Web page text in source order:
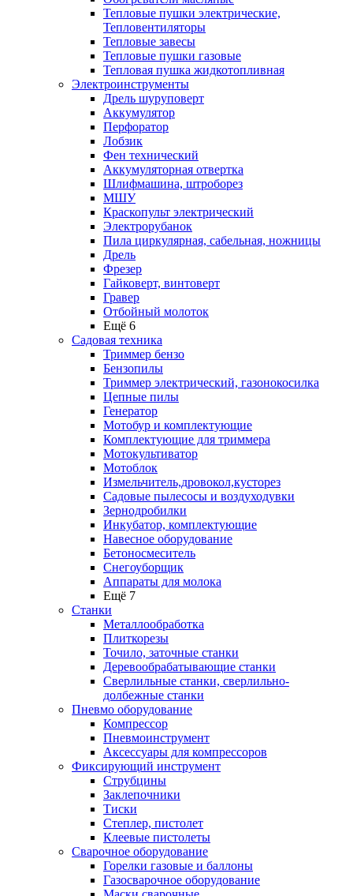
Тепловые пушки электрические,
Тепловентиляторы
Тепловые завесы
Тепловые пушки газовые
Тепловая пушка жидкотопливная
Электроинструменты
Дрель шуруповерт
Аккумулятор
Перфоратор
Лобзик
Фен технический
Аккумуляторная отвертка
Шлифмашина, штроборез
МШУ
Краскопульт электрический
Электрорубанок
Пила циркулярная, сабельная, ножницы
Дрель
Фрезер
Гайковерт, винтоверт
Гравер
Отбойный молоток
Ещё 6
Садовая техника
Триммер бензо
Бензопилы
Триммер электрический, газонокосилка
Цепные пилы
Генератор
Мотобур и комплектующие
Комплектующие для триммера
Мотокультиватор
Мотоблок
Измельчитель,дровокол,кусторез
Садовые пылесосы и воздуходувки
Зернодробилки
Инкубатор, комплектующие
Навесное оборудование
Бетоносмеситель
Снегоуборщик
Аппараты для молока
Ещё 7
Станки
Металлообработка
Плиткорезы
Точило, заточные станки
Деревообрабатывающие станки
Сверлильные станки, сверлильно-
долбежные станки
Пневмо оборудование
Компрессор
Пневмоинструмент
Аксессуары для компрессоров
Фиксирующий инструмент
Струбцины
Заклепочники
Тиски
Степлер, пистолет
Клеевые пистолеты
Сварочное оборудование
Горелки газовые и баллоны
Газосварочное оборудование